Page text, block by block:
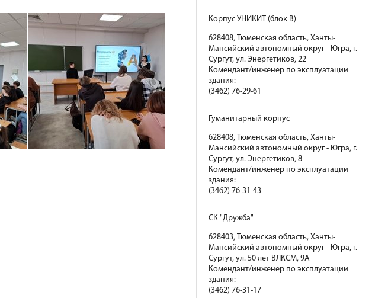
Корпус УНИКИТ (блок В)
628408, Тюменская область, Ханты-
Мансийский автономный округ - Югра, г.
Сургут, ул. Энергетиков, 22
Комендант/инженер по эксплуатации
здания:
(3462) 76-29-61
Гуманитарный корпус
628408, Тюменская область, Ханты-
Мансийский автономный округ - Югра, г.
Сургут, ул. Энергетиков, 8
Комендант/инженер по эксплуатации
здания:
(3462) 76-31-43
СК "Дружба"
628403, Тюменская область, Ханты-
Мансийский автономный округ - Югра, г.
Сургут, ул. 50 лет ВЛКСМ, 9А
Комендант/инженер по эксплуатации
здания:
(3462) 76-31-17